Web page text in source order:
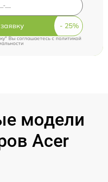
Вы соглашаетесь cполитикой
модели
Acer